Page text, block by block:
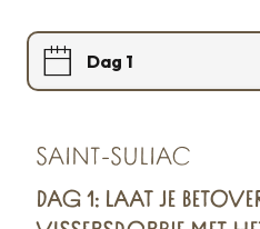
Dag 1
SAINT-SULIAC
DAG 1: LAAT JE